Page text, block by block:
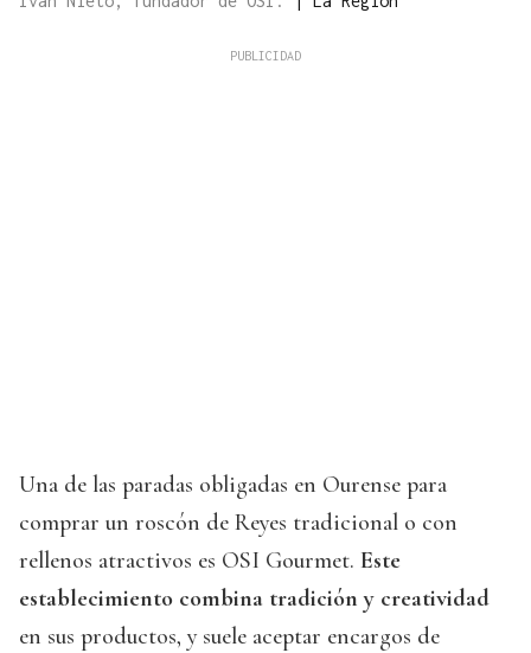
Una de las paradas obligadas en Ourense para
comprar un roscón de Reyes tradicional o con
rellenos atractivos es OSI Gourmet. Este
establecimiento combina tradición y creatividad
en sus productos, y suele aceptar encargos de